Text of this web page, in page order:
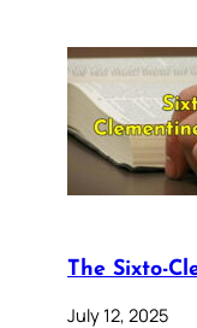
The Sixto-
July 12, 2025